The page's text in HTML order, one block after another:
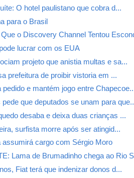
O hotel paulistano que cobra d...
para o Brasil
o Discovery Channel Tentou
lucrar com os EUA
projeto que anistia multas e sa...
prefeitura de proibir vistoria em ...
pedido e mantém jogo entre
pede que deputados se unam para
desaba e deixa duas crianças ...
surfista morre após ser atingid...
assumirá cargo com Sérgio Moro
Lama de Brumadinho chega ao Rio
Fiat terá que indenizar donos d...